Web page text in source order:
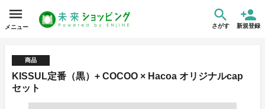
メニュー さがす 新規登録
商品
KISSUL定番（黒）+ COCOO × Hacoa オリジナルcap
セット